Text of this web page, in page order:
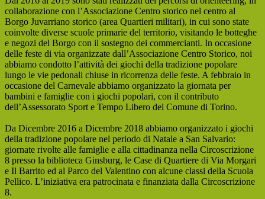
collaborazione con l’Associazione Centro storico nel centro al
Borgo Juvarriano storico (area Quartieri militari), in cui sono state
coinvolte diverse scuole primarie del territorio, visitando le botteghe
e negozi del Borgo con il sostegno dei commercianti. In occasione
delle feste di via organizzate dall’Associazione Centro Storico, noi
abbiamo condotto l’attività dei giochi della tradizione popolare
lungo le vie pedonali chiuse in ricorrenza delle feste. A febbraio in
occasione del Carnevale abbiamo organizzato la giornata per
bambini e famiglie con i giochi popolari, con il contributo
dell’Assessorato Sport e Tempo Libero del Comune di Torino.
Da Dicembre 2016 a Dicembre 2018 abbiamo organizzato i giochi
della tradizione popolare nel periodo di Natale a San Salvario:
giornate rivolte alle famiglie e alla cittadinanza nella Circoscrizione
8 presso la biblioteca Ginsburg, le Case di Quartiere di Via Morgari
e Il Barrito ed al Parco del Valentino con alcune classi della Scuola
Pellico. L’iniziativa era patrocinata e finanziata dalla Circoscrizione
8.